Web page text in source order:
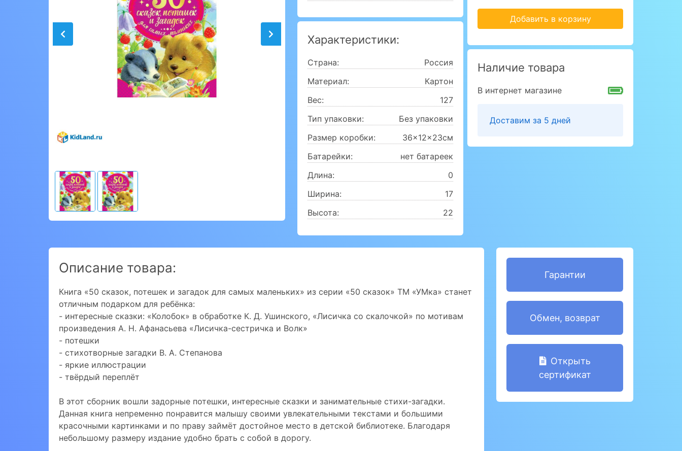
Характеристики:
Страна:
Россия
Материал:
Картон
Вес:
127
Тип упаковки:
Без упаковки
Размер коробки:
36x12x23см
Батарейки:
нет батареек
Длина:
0
Ширина:
17
Высота:
22
Добавить в корзину
Наличие товара
В интернет магазине
Доставим за 5 дней
Описание товара:
Книга «50 сказок, потешек и загадок для самых маленьких» из серии «50 сказок» ТМ «УМка» станет
отличным подарком для ребёнка:
- интересные сказки: «Колобок» в обработке К. Д. Ушинского, «Лисичка со скалочкой» по мотивам
произведения А. Н. Афанасьева «Лисичка-сестричка и Волк»
- потешки
- стихотворные загадки В. А. Степанова
- яркие иллюстрации
- твёрдый переплёт
В этот сборник вошли задорные потешки, интересные сказки и занимательные стихи-загадки.
Данная книга непременно понравится малышу своими увлекательными текстами и большими
красочными картинками и по праву займёт достойное место в детской библиотеке. Благодаря
небольшому размеру издание удобно брать с собой в дорогу.
Гарантии
Обмен, возврат
Открыть
сертификат